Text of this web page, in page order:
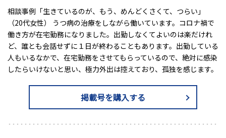
相談事例「生きているのが、もう、めんどくさくて、つらい」
（20代女性） うつ病の治療をしながら働いています。コロナ禍で
働き方が在宅勤務になりました。出勤しなくてよいのは楽だけれ
ど、誰とも会話せずに１日が終わることもあります。出勤している
人もいるなかで、在宅勤務をさせてもらっているので、絶対に感染
したらいけないと思い、極力外出は控えており、孤独を感じます。
掲載号を購入する